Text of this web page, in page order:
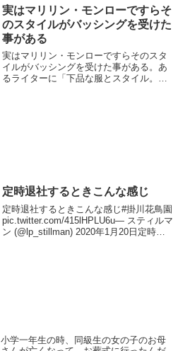
ありがとう #安倍晋三の国葬に賛成しま
す pic...
実はマリリン・モンローですらそ
のスタイルがバッシングを受けた
事がある
実はマリリン・モンローですらそのスタ
イルがバッシングを受けた事がある。あ
るライターに「下品な服とスタイル。品
定時退社するときこんな感じ
定時退社するときこんな感じ#掛川花鳥園
pic.twitter.com/415lHPLU6u— スティルマ
ン (@lp_stillman) 2020年1月20日定時退
小学一年生の時、同級生の女の子のお母